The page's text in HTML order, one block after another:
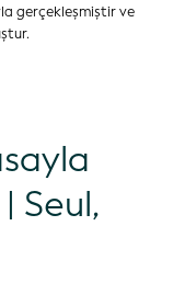
gerçekleşmiştir ve
Seul,